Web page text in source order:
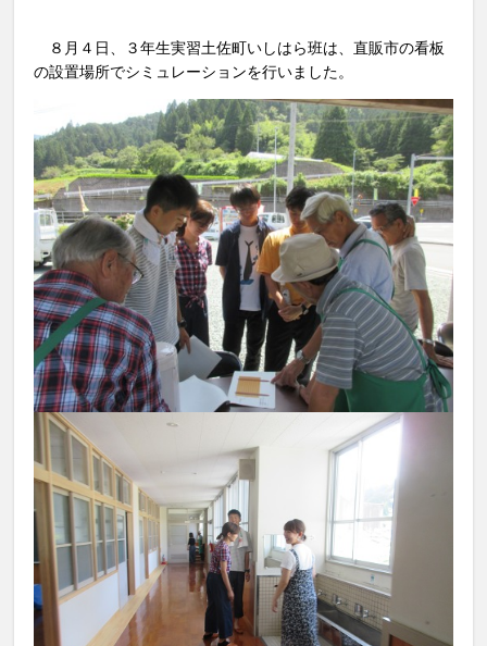
８月４日、３年生実習土佐町いしはら班は、直販市の看板
の設置場所でシミュレーションを行いました。